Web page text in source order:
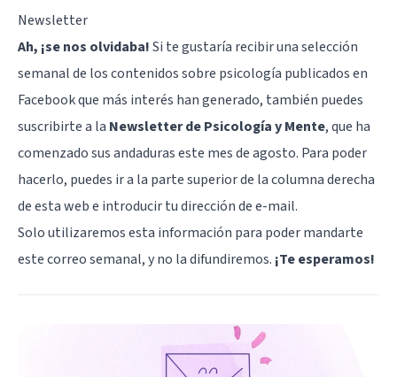
Newsletter
Ah, ¡se nos olvidaba!Si te gustaría recibir una selección
semanal de los contenidos sobre psicología publicados en
Facebook que más interés han generado, también puedes
suscribirte a la Newsletter de Psicología y Mente, que ha
comenzado sus andaduras este mes de agosto. Para poder
hacerlo, puedes ir a la parte superior de la columna derecha
de esta web e introducir tu dirección de e-mail.
Solo utilizaremos esta información para poder mandarte
este correo semanal, y no la difundiremos. ¡Te esperamos!